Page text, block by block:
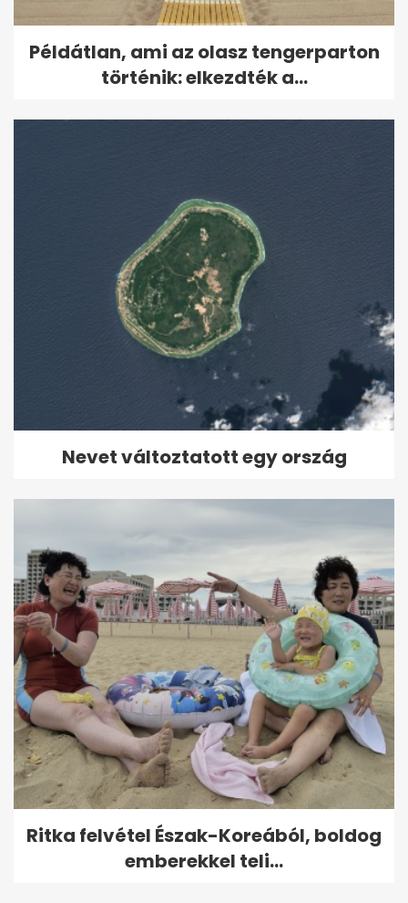
Példátlan, ami az olasz tengerparton
történik: elkezdték a...
Nevet változtatott egy ország
Ritka felvétel Észak-Koreából, boldog
emberekkel teli...